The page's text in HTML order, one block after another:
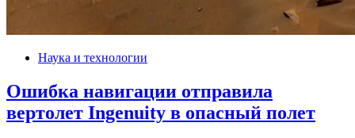
Наука и технологии
Ошибка навигации отправила
вертолет Ingenuity в опасный полет